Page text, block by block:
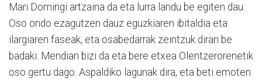
Mari Domingi artzaina da eta lurra landu be egiten dau.
Oso ondo ezagutzen dauz eguzkiaren ibitaldia eta
ilargiaren faseak, eta osabedarrak zeintzuk diran be
badaki. Mendian bizi da eta bere etxea Olentzerorenetik
oso gertu dago. Aspaldiko lagunak dira, eta beti emoten